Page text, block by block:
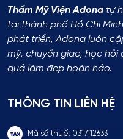
Thẩm Mỹ Viện Adona tự
tại thành phố Hồ Chí
phát triển, Adona luôn
mỹ, chuyển giao, học
quả làm đẹp hoàn hảo.
THÔNG TIN LIÊN HỆ
Mã số thuế: 0317112633